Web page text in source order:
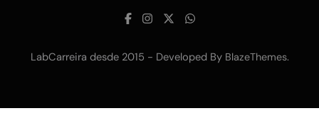
LabCarreira desde 2015 - Developed By BlazeThemes.